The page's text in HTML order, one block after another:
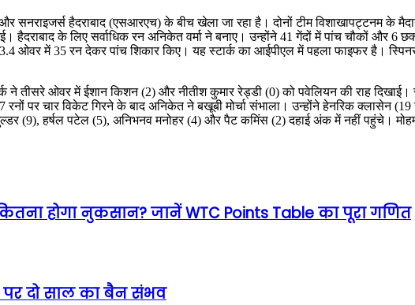
सनराइजर्स हैदराबाद (एसआरएच) के बीच खेला जा रहा है। दोनों टीम विशाखापट्टनम के
के लिए सर्वाधिक रन अनिकेत वर्मा ने बनाए। उन्होंने 41 गेंदों में पांच चौकों और 6
ओवर में 35 रन देकर पांच शिकार किए। यह स्टार्क का आईपीएल में पहला फाइफर है।
तीसरे ओवर में ईशान किशन (2) और नीतीश कुमार रेड्डी (0) को पवेलियन की राह
चार विकेट गिरने के बाद अनिकेत ने बखूबी मोर्चा संभाला। उन्होंने हेनरिक क्लासेन (19
(9), हर्षल पटेल (5), अनिभनव मनोहर (4) और पैट कमिंस (2) दहाई अंक में नहीं पहुंचे।
होगा नुकसान? जानें WTC Points Table का पूरा गणित
दो साल का बैन संभव